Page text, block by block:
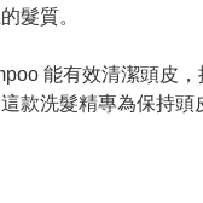
髮質。
能有效清潔頭皮
款洗髮精專為保持頭